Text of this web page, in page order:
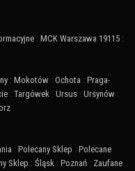
: MCK Warszawa 19115 :
: Mokotów : Ochota : Praga-
: Targówek : Ursus : Ursynów :
: Polecany Sklep : Polecane
Sklep : Śląsk : Poznań : Zaufane